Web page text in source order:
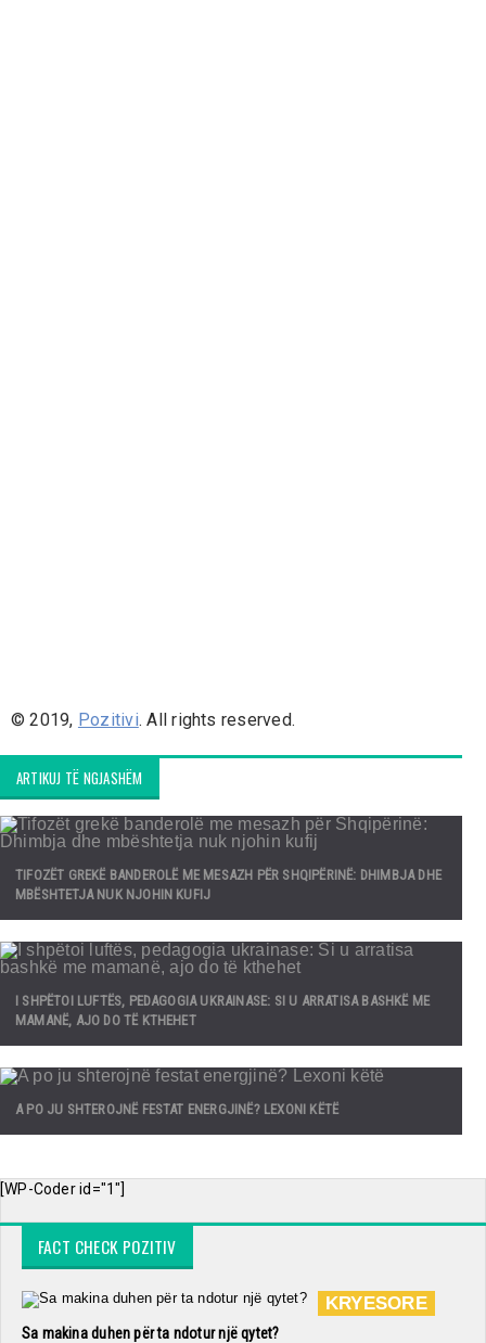
© 2019, Pozitivi. All rights reserved.
ARTIKUJ TË NGJASHËM
TIFOZËT GREKË BANDEROLË ME MESAZH PËR SHQIPËRINË: DHIMBJA DHE
MBËSHTETJA NUK NJOHIN KUFIJ
I SHPËTOI LUFTËS, PEDAGOGIA UKRAINASE: SI U ARRATISA BASHKË ME
MAMANË, AJO DO TË KTHEHET
A PO JU SHTEROJNË FESTAT ENERGJINË? LEXONI KËTË
[WP-Coder id="1"]
FACT CHECK POZITIV
KRYESORE
Sa makina duhen për ta ndotur një qytet?